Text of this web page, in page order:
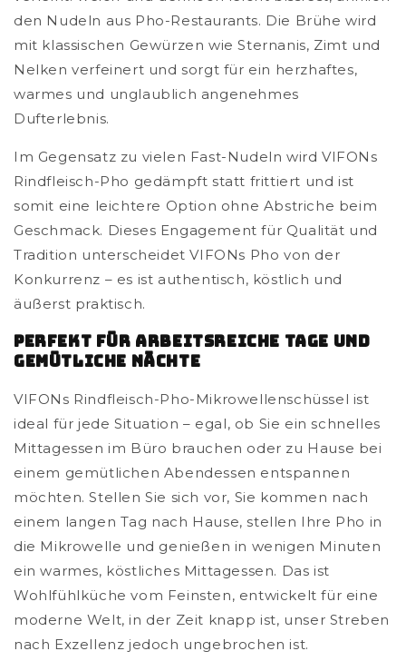
den Nudeln aus Pho-Restaurants. Die Brühe wird
mit klassischen Gewürzen wie Sternanis, Zimt und
Nelken verfeinert und sorgt für ein herzhaftes,
warmes und unglaublich angenehmes
Dufterlebnis.
Im Gegensatz zu vielen Fast-Nudeln wird VIFONs
Rindfleisch-Pho gedämpft statt frittiert und ist
somit eine leichtere Option ohne Abstriche beim
Geschmack. Dieses Engagement für Qualität und
Tradition unterscheidet VIFONs Pho von der
Konkurrenz – es ist authentisch, köstlich und
äußerst praktisch.
Perfekt für arbeitsreiche Tage und
gemütliche Nächte
VIFONs Rindfleisch-Pho-Mikrowellenschüssel ist
ideal für jede Situation – egal, ob Sie ein schnelles
Mittagessen im Büro brauchen oder zu Hause bei
einem gemütlichen Abendessen entspannen
möchten. Stellen Sie sich vor, Sie kommen nach
einem langen Tag nach Hause, stellen Ihre Pho in
die Mikrowelle und genießen in wenigen Minuten
ein warmes, köstliches Mittagessen. Das ist
Wohlfühlküche vom Feinsten, entwickelt für eine
moderne Welt, in der Zeit knapp ist, unser Streben
nach Exzellenz jedoch ungebrochen ist.